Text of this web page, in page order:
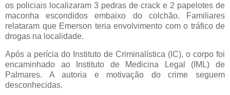
os policiais localizaram 3 pedras de crack e 2 papelotes de
maconha escondidos embaixo do colchão. Familiares
relataram que Emerson teria envolvimento com o tráfico de
drogas na localidade.
Após a perícia do Instituto de Criminalística (IC), o corpo foi
encaminhado ao Instituto de Medicina Legal (IML) de
Palmares. A autoria e motivação do crime seguem
desconhecidas.